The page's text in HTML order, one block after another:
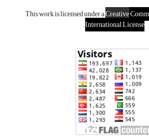
This work is licensed under aCreative
International License
.